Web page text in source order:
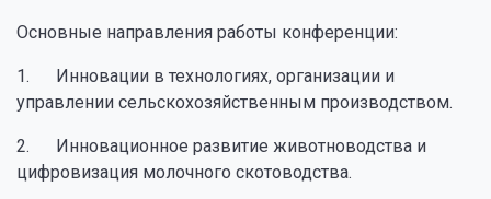
Основные направления работы конференции:
1. Инновации в технологиях, организации и
управлении сельскохозяйственным производством.
2. Инновационное развитие животноводства и
цифровизация молочного скотоводства.